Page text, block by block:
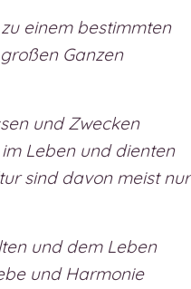
einem bestimmten
Ganzen
und Zwecken
Leben und dienten
sind davon meist nur
und dem Leben
und Harmonie